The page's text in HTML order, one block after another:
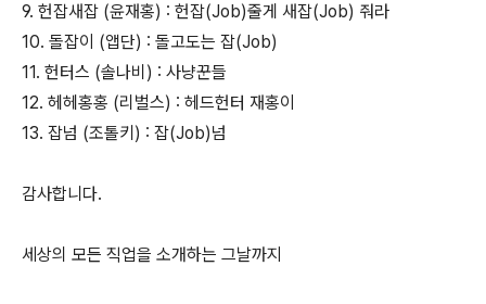
9. 헌잡새잡 (윤재홍) : 헌잡(Job)줄게 새잡(Job) 줘라
10. 돌잡이 (앱단) : 돌고도는 잡(Job)
11. 헌터스 (솔나비) : 사냥꾼들
12. 헤헤홍홍 (리벌스) : 헤드헌터 재홍이
13. 잡넘 (조톨키) : 잡(Job)넘
감사합니다.
세상의 모든 직업을 소개하는 그날까지